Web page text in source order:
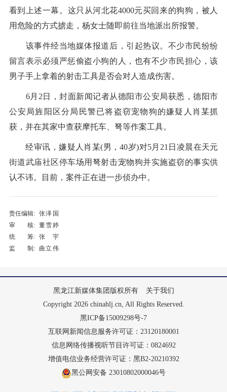
看到上述一幕。这只从河北花4000元买回来的狗狗，被人
用危险的方式掳走，杨女士随即前往当地派出所报警。
该事件经当地媒体报道后，引起热议。不少市民纷纷
留言表示必须严惩偷盗小狗的人，也有不少市民担心，该
男子手上拿着的射击工具是否会对人造成伤害。
6月2日，封面新闻记者从德阳市公安局获悉，德阳市
公安局旌阳区分局民警已将盗窃宠物狗的嫌疑人肖某抓
获，并在其家中查获摩托车、弩等作案工具。
经审讯，嫌疑人肖某(男，40岁)对5月21日凌晨在天元
街道武庙社区停车场用弩射击宠物狗并实施盗窃的事实供
认不讳。目前，案件正在进一步侦办中。
责任编辑: 张泽国
审 核: 董雪婷
统 筹: 张宇
监 制: 曲立伟
黑龙江新媒体集团版权所有
关于我们
Copyright 2026 chinahlj.cn, All Rights Reserved.
黑ICP备15009298号-7
互联网新闻信息服务许可证：23120180001
信息网络传播视听节目许可证：0824692
增值电信业务经营许可证：黑B2-20210392
黑公网安备 23010802000046号